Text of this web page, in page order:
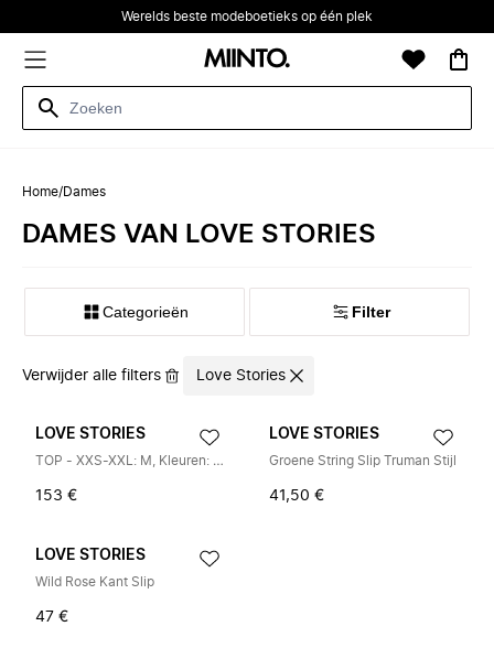
Werelds beste modeboetieks op één plek
Home/Dames
DAMES VAN LOVE STORIES
Categorieën Filter
Verwijder alle filters Love Stories
LOVE STORIES
TOP - XXS-XXL: M, Kleuren: VERT
153 €
LOVE STORIES
Groene String Slip Truman Stijl
41,50 €
LOVE STORIES
Wild Rose Kant Slip
47 €